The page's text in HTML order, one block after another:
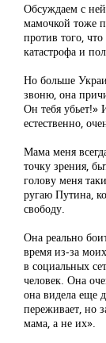
Обсуждаем с
мамочкой тоже
против того,
катастрофа и
Но больше
звоню, она
Он тебя убьет!»
естественно,
Мама меня
точку зрения,
голову меня
ругаю Путина,
свободу.
Она реально
время из-за
в социальных
человек. Она
она видела еще
переживает, но
мама, а не их».